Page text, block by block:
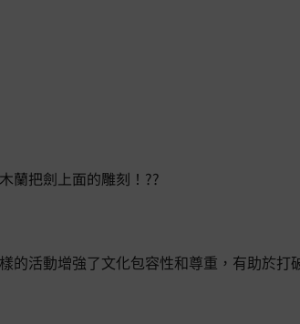
蘭把劍上面的雕刻！?️?
活動增強了文化包容性和尊重，有助於